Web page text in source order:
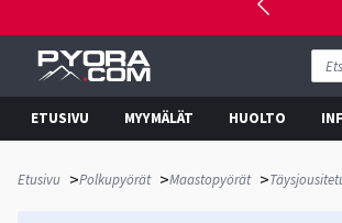
ETUSIVU MYYMÄLÄT HUOLTO
Etusivu >Polkupyörät >Maastopyörät >